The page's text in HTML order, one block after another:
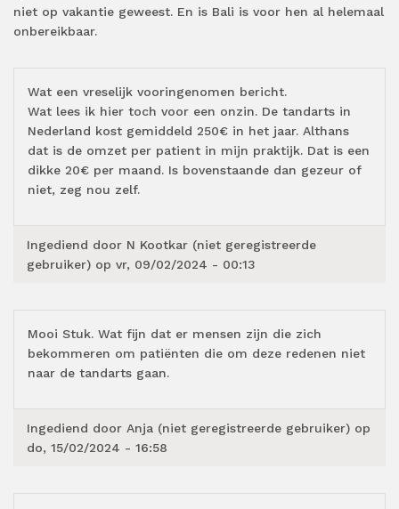
niet op vakantie geweest. En is Bali is voor hen al helemaal
onbereikbaar.
Wat een vreselijk vooringenomen bericht.
Wat lees ik hier toch voor een onzin. De tandarts in
Nederland kost gemiddeld 250€ in het jaar. Althans
dat is de omzet per patient in mijn praktijk. Dat is een
dikke 20€ per maand. Is bovenstaande dan gezeur of
niet, zeg nou zelf.
Ingediend door N Kootkar (niet geregistreerde
gebruiker) op vr, 09/02/2024 - 00:13
Mooi Stuk. Wat fijn dat er mensen zijn die zich
bekommeren om patiënten die om deze redenen niet
naar de tandarts gaan.
Ingediend door Anja (niet geregistreerde gebruiker) op
do, 15/02/2024 - 16:58